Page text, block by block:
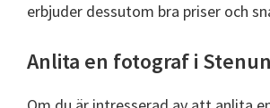
erbjuder dessutom bra priser och
Anlita en fotograf i